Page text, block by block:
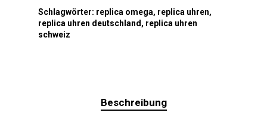
Schlagwörter: replica omega, replica uhren,
replica uhren deutschland , replica uhren
schweiz
Beschreibung